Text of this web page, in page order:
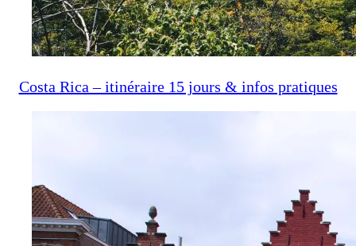
Costa Rica – itinéraire 15 jours & infos pratiques